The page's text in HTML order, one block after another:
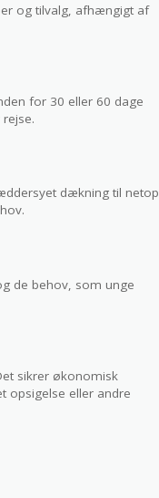
og tilvalg, afhængigt af
for 30 eller 60 dage
dækning til netop
de behov, som unge
sikrer økonomisk
opsigelse eller andre